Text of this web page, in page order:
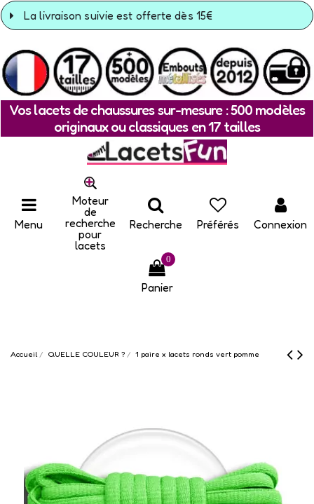
La livraison suivie est offerte dès 15€
Vos lacets de chaussures sur-mesure : 500 modèles
originaux ou classiques en 17 tailles
Menu
Moteur
de
recherche
pour
lacets
Recherche Préférés Connexion
0
Panier
Accueil QUELLE COULEUR ? 1 paire x lacets ronds vert pomme